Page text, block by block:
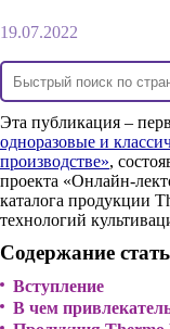
19.07.2022
Эта публикация –
одноразовые и
производстве»,
проекта «Онлайн-
каталога продукции
технологий
Содержание
Вступление
В чем